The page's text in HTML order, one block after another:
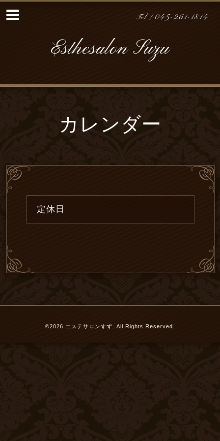
Tel / 045-261-1814
Esthesalon Suzu
カレンダー
定休日
©2026 エステサロンすず . All Rights Reserved.